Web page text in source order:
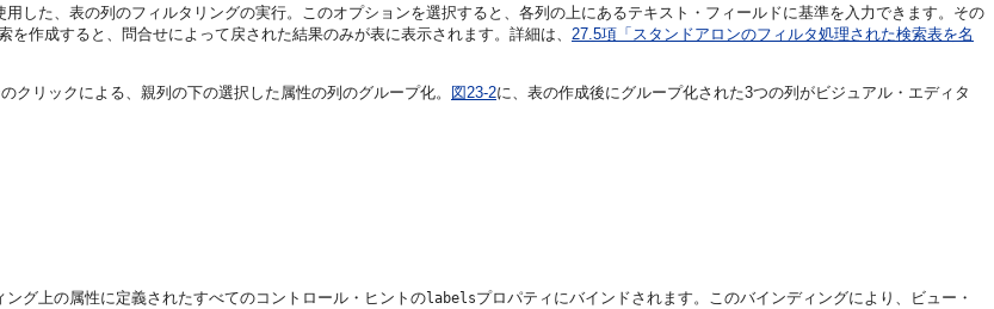
した、表の列のフィルタリングの実行。このオプションを選択すると、各列の上にあるテキスト・フィールドに基準を入力できます。その
作成すると、問合せによって戻された結果のみが表に表示されます。詳細は、 27.5項「スタンドアロンのフィルタ処理された検索表を名
クリックによる、親列の下の選択した属性の列のグループ化。 図23-2に、表の作成後にグループ化された3つの列がビジュアル・エディタ
グ上の属性に定義されたすべてのコントロール・ヒントのlabelsプロパティにバインドされます。このバインディングにより、ビュー・